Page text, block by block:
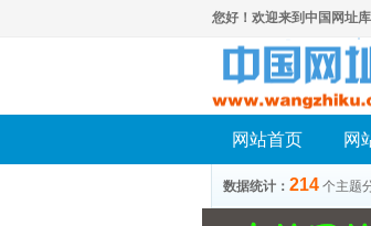
您好！欢迎来到中国网址
网站首页 网
数据统计： 214 个主题